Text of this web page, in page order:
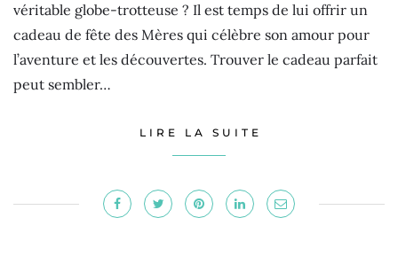
véritable globe-trotteuse ? Il est temps de lui offrir un
cadeau de fête des Mères qui célèbre son amour pour
l’aventure et les découvertes. Trouver le cadeau parfait
peut sembler…
LIRE LA SUITE